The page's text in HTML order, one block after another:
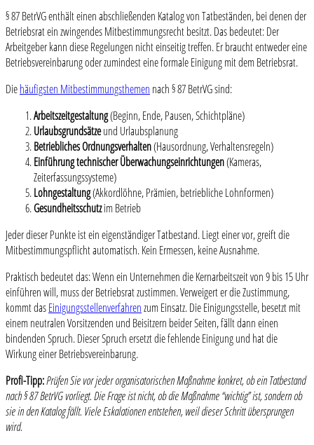
§ 87 BetrVG enthält einen abschließenden Katalog von Tatbeständen, bei denen der
Betriebsrat ein zwingendes Mitbestimmungsrecht besitzt. Das bedeutet: Der
Arbeitgeber kann diese Regelungen nicht einseitig treffen. Er braucht entweder eine
Betriebsvereinbarung oder zumindest eine formale Einigung mit dem Betriebsrat.
Diehäufigsten Mitbestimmungsthemen nach § 87 BetrVG sind:
Arbeitszeitgestaltung(Beginn, Ende, Pausen, Schichtpläne)
Urlaubsgrundsätzeund Urlaubsplanung
Betriebliches Ordnungsverhalten(Hausordnung, Verhaltensregeln)
Einführung technischer Überwachungseinrichtungen(Kameras,
Zeiterfassungssysteme)
Lohngestaltung(Akkordlöhne, Prämien, betriebliche Lohnformen)
Gesundheitsschutzim Betrieb
Jeder dieser Punkte ist ein eigenständiger Tatbestand. Liegt einer vor, greift die
Mitbestimmungspflicht automatisch. Kein Ermessen, keine Ausnahme.
Praktisch bedeutet das: Wenn ein Unternehmen die Kernarbeitszeit von 9 bis 15 Uhr
einführen will, muss der Betriebsrat zustimmen. Verweigert er die Zustimmung,
kommt dasEinigungsstellenverfahrenzum Einsatz. Die Einigungsstelle, besetzt mit
einem neutralen Vorsitzenden und Beisitzern beider Seiten, fällt dann einen
bindenden Spruch. Dieser Spruch ersetzt die fehlende Einigung und hat die
Wirkung einer Betriebsvereinbarung.
Profi-Tipp:Prüfen Sie vor jeder organisatorischen Maßnahme konkret, ob ein Tatbestand
nach § 87 BetrVG vorliegt. Die Frage ist nicht, ob die Maßnahme “wichtig” ist, sondern ob
sie in den Katalog fällt. Viele Eskalationen entstehen, weil dieser Schritt übersprungen
wird.